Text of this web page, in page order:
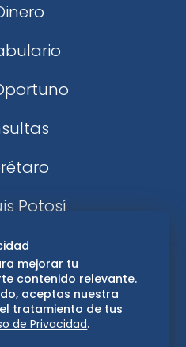
Potosí
mejorar tu
contenido relevante.
aceptas nuestra
tratamiento de tus
de Privacidad.